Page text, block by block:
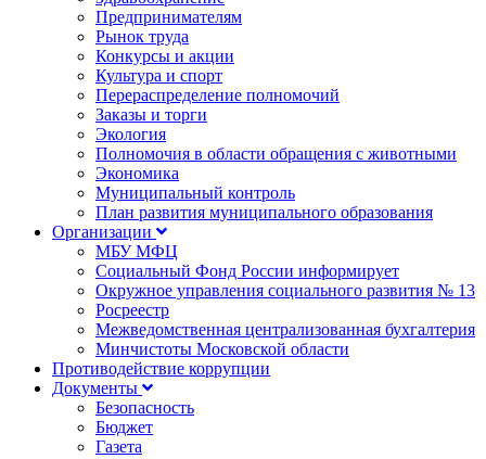
Предпринимателям
Рынок труда
Конкурсы и акции
Культура и спорт
Перераспределение полномочий
Заказы и торги
Экология
Полномочия в области обращения с животными
Экономика
Муниципальный контроль
План развития муниципального образования
Организации
МБУ МФЦ
Социальный Фонд России информирует
Окружное управления социального развития № 13
Росреестр
Межведомственная централизованная бухгалтерия
Минчистоты Московской области
Противодействие коррупции
Документы
Безопасность
Бюджет
Газета